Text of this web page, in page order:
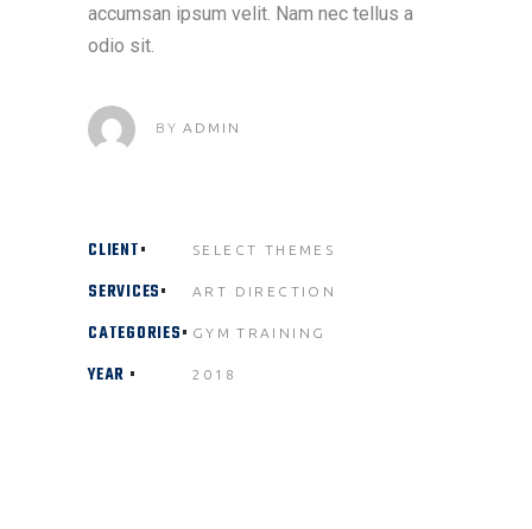
accumsan ipsum velit. Nam nec tellus a
odio sit.
BYADMIN
CLIENT SELECT THEMES
SERVICES ART DIRECTION
CATEGORIES GYM TRAINING
YEAR 2018